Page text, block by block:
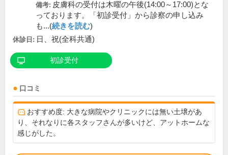
備考: 皮膚科の受付は木曜の午後(14:00～17:00)とな
っております。「初診受付」から診察の申し込み
も...(続きを読む)
休診日: 日、祝(全科共通)
初診受付
口コミ
おすすめ度: 大きな病院やクリニックには無い土壌があ
り、それなりに各スタッフさんが多いけど、アットホームな
感じがした。